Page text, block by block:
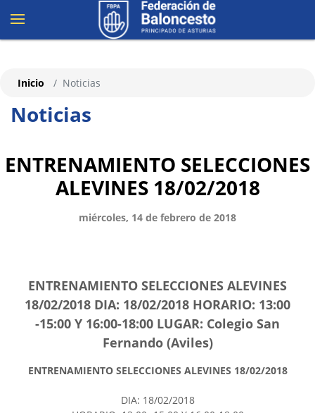
Noticias
Inicio Noticias
ENTRENAMIENTO SELECCIONES
ALEVINES 18/02/2018
miércoles, 14 de febrero de 2018
ENTRENAMIENTO SELECCIONES ALEVINES
18/02/2018 DIA: 18/02/2018 HORARIO: 13:00
-15:00 Y 16:00-18:00 LUGAR: Colegio San
Fernando (Aviles)
ENTRENAMIENTO SELECCIONES ALEVINES 18/02/2018
DIA: 18/02/2018